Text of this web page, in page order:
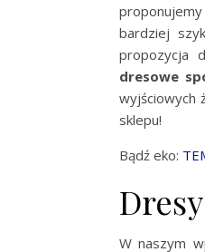
bardziej
propozycja
dresowe
wyjściowych
sklepu!
Bądź eko:
W naszym